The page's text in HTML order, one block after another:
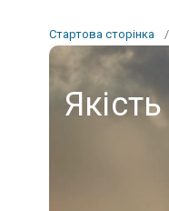
Стартова сторінка /